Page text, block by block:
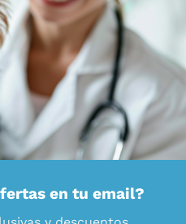
en tu email?